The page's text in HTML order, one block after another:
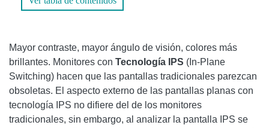
Mayor contraste, mayor ángulo de visión, colores más
brillantes. Monitores con Tecnología IPS (In-Plane
Switching) hacen que las pantallas tradicionales parezcan
obsoletas. El aspecto externo de las pantallas planas con
tecnología IPS no difiere del de los monitores
tradicionales, sin embargo, al analizar la pantalla IPS se